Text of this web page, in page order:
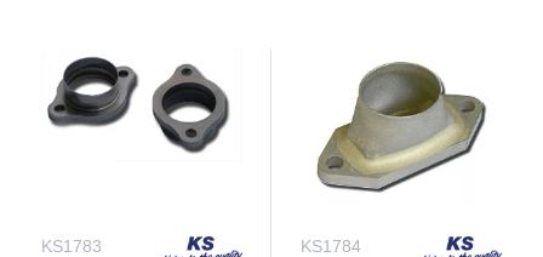
KS1783 KS1784